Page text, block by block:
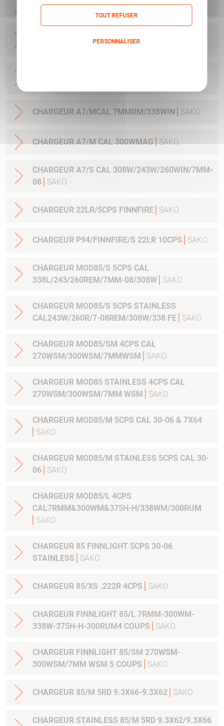
CHARGEUR A7/S CAL 22-250 SAKO
CHARGEUR A7/MCAL 7MMRM/338WIN SAKO
CHARGEUR A7/M CAL 300WMAG SAKO
CHARGEUR A7/S CAL 308W/243W/260WIN/7MM-
08
SAKO
CHARGEUR 22LR/5CPS FINNFIRE SAKO
CHARGEUR P94/FINNFIRE/S 22LR 10CPS SAKO
CHARGEUR MOD85/S 5CPS CAL
338L/243/260REM/7MM-08/308W
SAKO
CHARGEUR MOD85/S 5CPS STAINLESS
CAL243W/260R/7-08REM/308W/338 FE
SAKO
CHARGEUR MOD85/SM 4CPS CAL
270WSM/300WSM/7MMWSM
SAKO
CHARGEUR MOD85 STAINLESS 4CPS CAL
270WSM/300WSM/7MM WSM
SAKO
CHARGEUR MOD85/M 5CPS CAL 30-06 & 7X64
SAKO
CHARGEUR MOD85/M STAINLESS 5CPS CAL 30-
06
SAKO
CHARGEUR MOD85/L 4CPS
CAL7RMM&300WM&375H-H/338WM/300RUM
SAKO
CHARGEUR 85 FINNLIGHT 5CPS 30-06
STAINLESS
SAKO
CHARGEUR 85/XS .222R 4CPS SAKO
CHARGEUR FINNLIGHT 85/L 7RMM-300WM-
338W-375H-H-300RUM4 COUPS
SAKO
CHARGEUR FINNLIGHT 85/SM 270WSM-
300WSM/7MM WSM 5 COUPS
SAKO
CHARGEUR 85/M 5RD 9.3X66-9.3X62 SAKO
CHARGEUR STAINLESS 85/M 5RD 9.3X62/9.3X66
TOUT REFUSER
PERSONNALISER